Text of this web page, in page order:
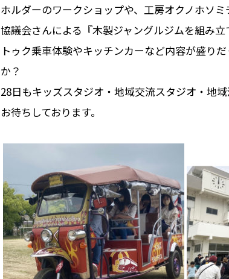
ホルダーのワークショップや、工房オクノホソ
協議会さんによる『木製ジャングルジムを組み
トゥク乗車体験やキッチンカーなど内容が盛り
か？
28日もキッズスタジオ・地域交流スタジオ・地
お待ちしております。